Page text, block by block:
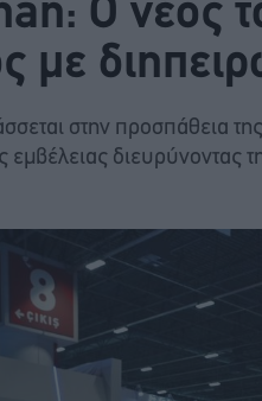
Ο νέος
με
στην προσπάθεια
εμβέλειας διευρύνοντας